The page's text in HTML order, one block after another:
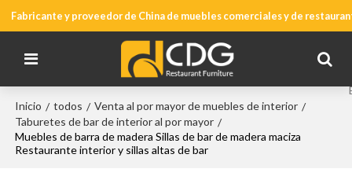
Fabricante y proveedor de China de muebles comerciales y de
Inicio / todos / Venta al por mayor de muebles de interior /
Taburetes de bar de interior al por mayor /
Muebles de barra de madera Sillas de bar de madera maciza
Restaurante interior y sillas altas de bar